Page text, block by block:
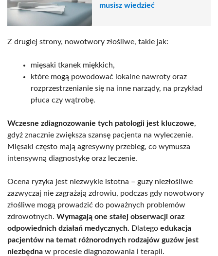
musisz wiedzieć
Z drugiej strony, nowotwory złośliwe, takie jak:
mięsaki tkanek miękkich,
które mogą powodować lokalne nawroty oraz
rozprzestrzenianie się na inne narządy, na przykład
płuca czy wątrobę.
Wczesne zdiagnozowanie tych patologii jest kluczowe,
gdyż znacznie zwiększa szansę pacjenta na wyleczenie.
Mięsaki często mają agresywny przebieg, co wymusza
intensywną diagnostykę oraz leczenie.
Ocena ryzyka jest niezwykle istotna – guzy niezłośliwe
zazwyczaj nie zagrażają zdrowiu, podczas gdy nowotwory
złośliwe mogą prowadzić do poważnych problemów
zdrowotnych. Wymagają one stałej obserwacji oraz
odpowiednich działań medycznych. Dlatego edukacja
pacjentów na temat różnorodnych rodzajów guzów jest
niezbędna w procesie diagnozowania i terapii.